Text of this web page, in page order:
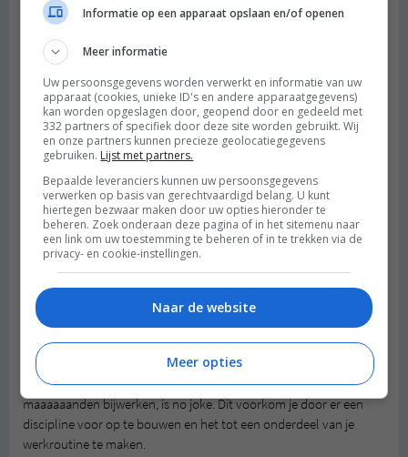
daarvan welke dingen je kunt gaan schrappen. Gebruik die tijd
vervolgens voor ontspanning en/of zelfontwikkeling. Het zal je
goed doen.
Tip 3: Plan vaste momenten voor
(vervelende) taken
Fulltime bloggen is meer dan schrijven, en in ons geval recepten
maken, alleen. Het is ook: administratie en andere klussen waar je
niet echt van droomt. Plan hiervoor vaste momenten en doe het
dan allemaal in 1 keer. Dat moment kan eens per maand, maar
ook eens per week zijn. Wat maar werkt voor jou. Waar het om
gaat, is dat je het belangrijk maakt, door er een agendapunt van te
maken. Op die manier blijf je eraan herinnerd en doé je het ook
echt.
Neem de administratie als voorbeeld: je gaat echt niet blij worden
van jezelf, als je hier geen agendapunt van maakt en het uitstelt
tot het moment dat het echt moet. Administratie van
maaaaaanden bijwerken, is no joke. Dit voorkom je door er een
discipline voor op te bouwen en het tot een onderdeel van je
werkroutine te maken.
Informatie op een apparaat opslaan en/of openen
Meer informatie
Uw persoonsgegevens worden verwerkt en informatie van uw
apparaat (cookies, unieke ID's en andere apparaatgegevens)
kan worden opgeslagen door, geopend door en gedeeld met
332 partners of specifiek door deze site worden gebruikt. Wij
en onze partners kunnen precieze geolocatiegegevens
gebruiken. Lijst met partners.
Bepaalde leveranciers kunnen uw persoonsgegevens
verwerken op basis van gerechtvaardigd belang. U kunt
hiertegen bezwaar maken door uw opties hieronder te
beheren. Zoek onderaan deze pagina of in het sitemenu naar
een link om uw toestemming te beheren of in te trekken via de
privacy- en cookie-instellingen.
Naar de website
Meer opties